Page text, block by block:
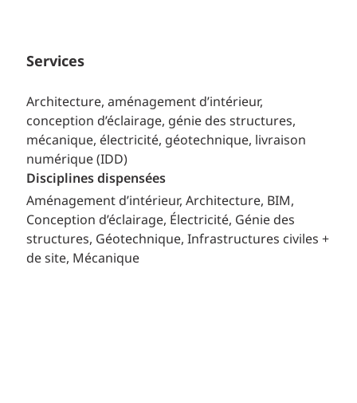
Services
Architecture, aménagement d’intérieur,
conception d’éclairage, génie des structures,
mécanique, électricité, géotechnique, livraison
numérique (IDD)
Disciplines dispensées
Aménagement d’intérieur Architecture BIM
Conception d’éclairage Électricité Génie des
structures Géotechnique Infrastructures civiles +
de site Mécanique